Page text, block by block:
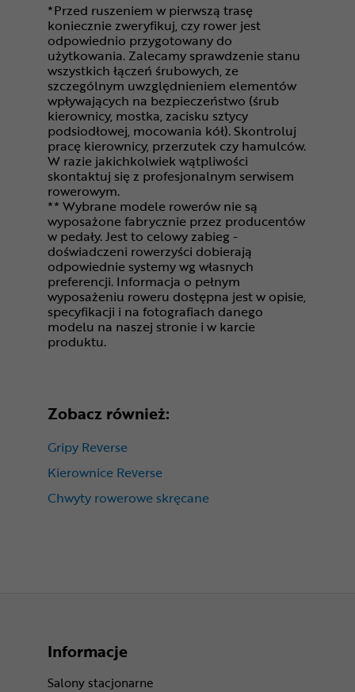
*Przed ruszeniem w pierwszą trasę
koniecznie zweryfikuj, czy rower jest
odpowiednio przygotowany do
użytkowania. Zalecamy sprawdzenie stanu
wszystkich łączeń śrubowych, ze
szczególnym uwzględnieniem elementów
wpływających na bezpieczeństwo (śrub
kierownicy, mostka, zacisku sztycy
podsiodłowej, mocowania kół). Skontroluj
pracę kierownicy, przerzutek czy hamulców.
W razie jakichkolwiek wątpliwości
skontaktuj się z profesjonalnym serwisem
rowerowym.
** Wybrane modele rowerów nie są
wyposażone fabrycznie przez producentów
w pedały. Jest to celowy zabieg -
doświadczeni rowerzyści dobierają
odpowiednie systemy wg własnych
preferencji. Informacja o pełnym
wyposażeniu roweru dostępna jest w opisie,
specyfikacji i na fotografiach danego
modelu na naszej stronie i w karcie
produktu.
Zobacz również:
Gripy Reverse
Kierownice Reverse
Chwyty rowerowe skręcane
Informacje
Salony stacjonarne